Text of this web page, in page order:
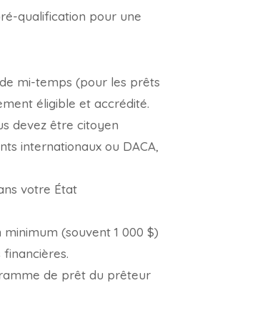
qualification pour une
mi-temps (pour les prêts
éligible et accrédité.
devez être citoyen
internationaux ou DACA,
votre État
(souvent 1 000 $)
de prêt du prêteur